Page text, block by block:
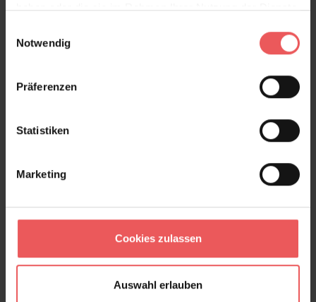
haben oder die sie im Rahmen Ihrer Nutzung der Dienste
Notwendig
Präferenzen
Statistiken
Marketing
Cookies zulassen
Auswahl erlauben
Museum Flowers, col. 02